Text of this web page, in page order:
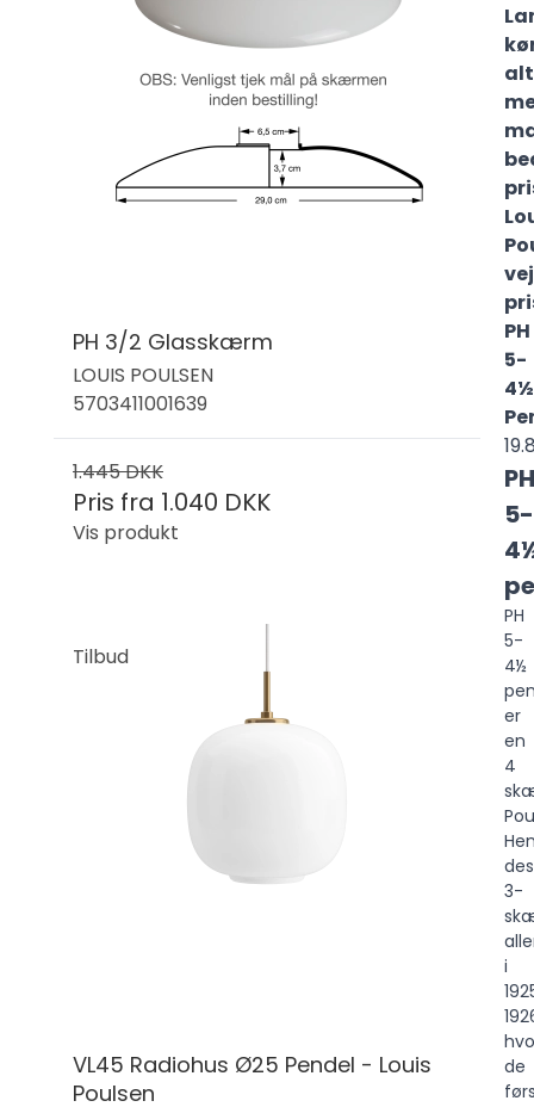
PH 3/2 Glasskærm
LOUIS POULSEN
5703411001639
1.445 DKK
Pris fra 1.040 DKK
Vis produkt
Tilbud
VL45 Radiohus Ø25 Pendel - Louis
Poulsen
PH
5-
4½
PH
5-
PH
5-
4½
er
en
4
3-
i
de